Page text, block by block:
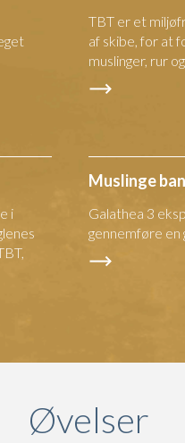
TBT er et
af skibe, for at
muslinger, rur
i
Muslinge
Galathea 3
gennemføre en
Øvelser